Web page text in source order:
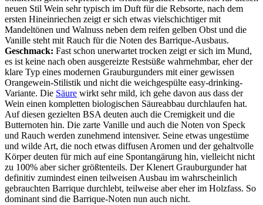
neuen Stil Wein sehr typisch im Duft für die Rebsorte, nach dem
ersten Hineinriechen zeigt er sich etwas vielschichtiger mit
Mandeltönen und Walnuss neben dem reifen gelben Obst und die
Vanille steht mit Rauch für die Noten des Barrique-Ausbaus.
Geschmack: Fast schon unerwartet trocken zeigt er sich im Mund,
es ist keine nach oben ausgereizte Restsüße wahrnehmbar, eher der
klare Typ eines modernen Grauburgunders mit einer gewissen
Orangewein-Stilistik und nicht die weichgespülte easy-drinking-
Variante. Die Säure wirkt sehr mild, ich gehe davon aus dass der
Wein einen kompletten biologischen Säureabbau durchlaufen hat.
Auf diesen gezielten BSA deuten auch die Cremigkeit und die
Butternoten hin. Die zarte Vanille und auch die Noten von Speck
und Rauch werden zunehmend intensiver. Seine etwas ungestüme
und wilde Art, die noch etwas diffusen Aromen und der gehaltvolle
Körper deuten für mich auf eine Spontangärung hin, vielleicht nicht
zu 100% aber sicher größtenteils. Der Klenert Grauburgunder hat
definitiv zumindest einen teilweisen Ausbau im wahrscheinlich
gebrauchten Barrique durchlebt, teilweise aber eher im Holzfass. So
dominant sind die Barrique-Noten nun auch nicht.